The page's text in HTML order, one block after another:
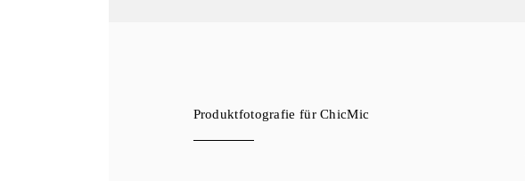
Produktfotografie für ChicMic